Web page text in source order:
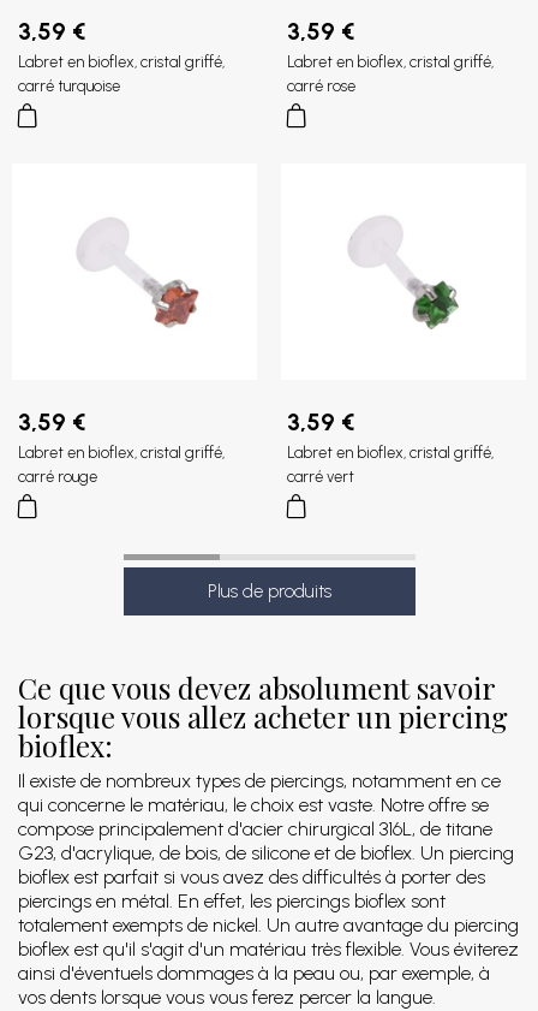
3,59 €
Labret en bioflex, cristal griffé,
carré turquoise
3,59 €
Labret en bioflex, cristal griffé,
carré rose
3,59 €
Labret en bioflex, cristal griffé,
carré rouge
3,59 €
Labret en bioflex, cristal griffé,
carré vert
Ce que vous devez absolument savoir
lorsque vous allez acheter un piercing
bioflex:
Il existe de nombreux types de piercings, notamment en ce
qui concerne le matériau, le choix est vaste. Notre offre se
compose principalement d'acier chirurgical 316L, de titane
G23, d'acrylique, de bois, de silicone et de bioflex. Un piercing
bioflex est parfait si vous avez des difficultés à porter des
piercings en métal. En effet, les piercings bioflex sont
totalement exempts de nickel. Un autre avantage du piercing
bioflex est qu'il s'agit d'un matériau très flexible. Vous éviterez
ainsi d'éventuels dommages à la peau ou, par exemple, à
vos dents lorsque vous vous ferez percer la langue.